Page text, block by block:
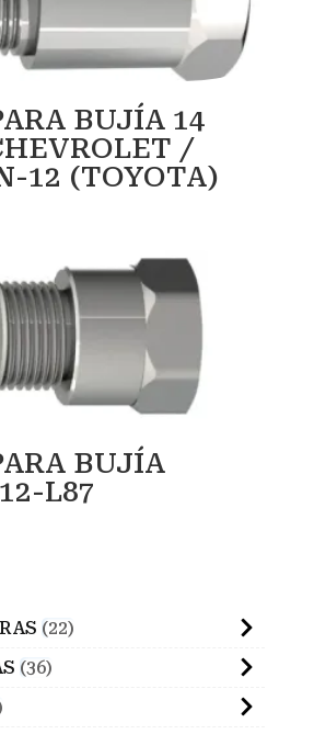
BUJÍA 14
/
12 (TOYOTA)
BUJÍA
L87
22
36